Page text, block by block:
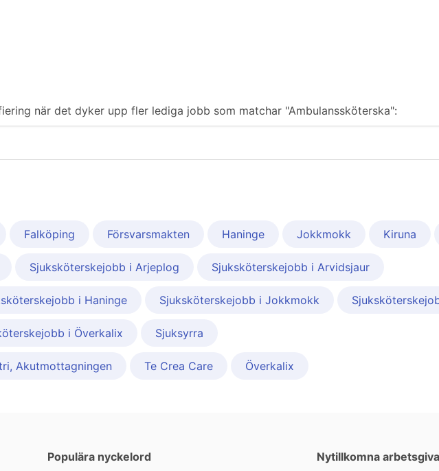
när det dyker upp fler lediga jobb som matchar "Ambulanssköterska":
Falköping Försvarsmakten Haninge Jokkmokk Kiruna
Sjuksköterskejobb i Arjeplog Sjuksköterskejobb i Arvidsjaur
i Haninge Sjuksköterskejobb i Jokkmokk
i Överkalix Sjuksyrra
Akutmottagningen Te Crea Care Överkalix
Populära nyckelord
Nytillkomna